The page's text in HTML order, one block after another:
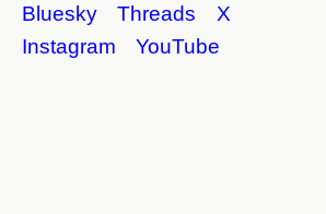
Bluesky
Threads
X
Instagram
YouTube